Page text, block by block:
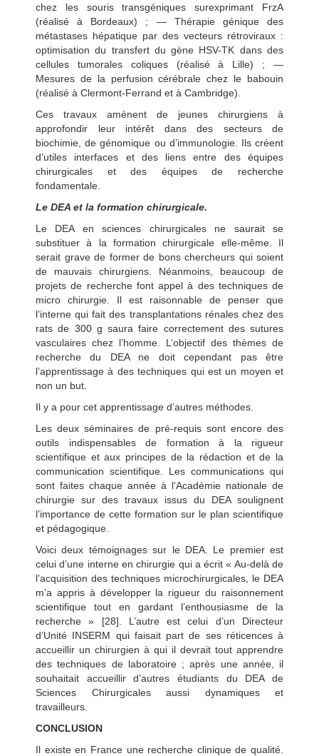
chez les souris transgéniques surexprimant FrzA
(réalisé à Bordeaux) ; — Thérapie génique des
métastases hépatique par des vecteurs rétroviraux :
optimisation du transfert du gène HSV-TK dans des
cellules tumorales coliques (réalisé à Lille) ; —
Mesures de la perfusion cérébrale chez le babouin
(réalisé à Clermont-Ferrand et à Cambridge).
Ces travaux amènent de jeunes chirurgiens à
approfondir leur intérêt dans des secteurs de
biochimie, de génomique ou d’immunologie. Ils créent
d’utiles interfaces et des liens entre des équipes
chirurgicales et des équipes de recherche
fondamentale.
Le DEA et la formation chirurgicale.
Le DEA en sciences chirurgicales ne saurait se
substituer à la formation chirurgicale elle-même. Il
serait grave de former de bons chercheurs qui soient
de mauvais chirurgiens. Néanmoins, beaucoup de
projets de recherche font appel à des techniques de
micro chirurgie. Il est raisonnable de penser que
l’interne qui fait des transplantations rénales chez des
rats de 300 g saura faire correctement des sutures
vasculaires chez l’homme. L’objectif des thèmes de
recherche du DEA ne doit cependant pas être
l’apprentissage à des techniques qui est un moyen et
non un but.
Il y a pour cet apprentissage d’autres méthodes.
Les deux séminaires de pré-requis sont encore des
outils indispensables de formation à la rigueur
scientifique et aux principes de la rédaction et de la
communication scientifique. Les communications qui
sont faites chaque année à l’Académie nationale de
chirurgie sur des travaux issus du DEA soulignent
l’importance de cette formation sur le plan scientifique
et pédagogique.
Voici deux témoignages sur le DEA. Le premier est
celui d’une interne en chirurgie qui a écrit « Au-delà de
l’acquisition des techniques microchirurgicales, le DEA
m’a appris à développer la rigueur du raisonnement
scientifique tout en gardant l’enthousiasme de la
recherche » [28]. L’autre est celui d’un Directeur
d’Unité INSERM qui faisait part de ses réticences à
accueillir un chirurgien à qui il devrait tout apprendre
des techniques de laboratoire ; après une année, il
souhaitait accueillir d’autres étudiants du DEA de
Sciences Chirurgicales aussi dynamiques et
travailleurs.
CONCLUSION
Il existe en France une recherche clinique de qualité.